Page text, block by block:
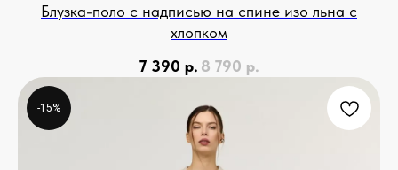
Блузка-поло с надписью на спине изо льна с
хлопком
7 390 р.8 790 р.
-15%